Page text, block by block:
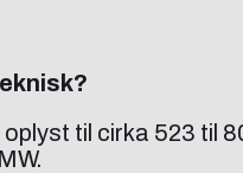
oplyst til cirka 523 til